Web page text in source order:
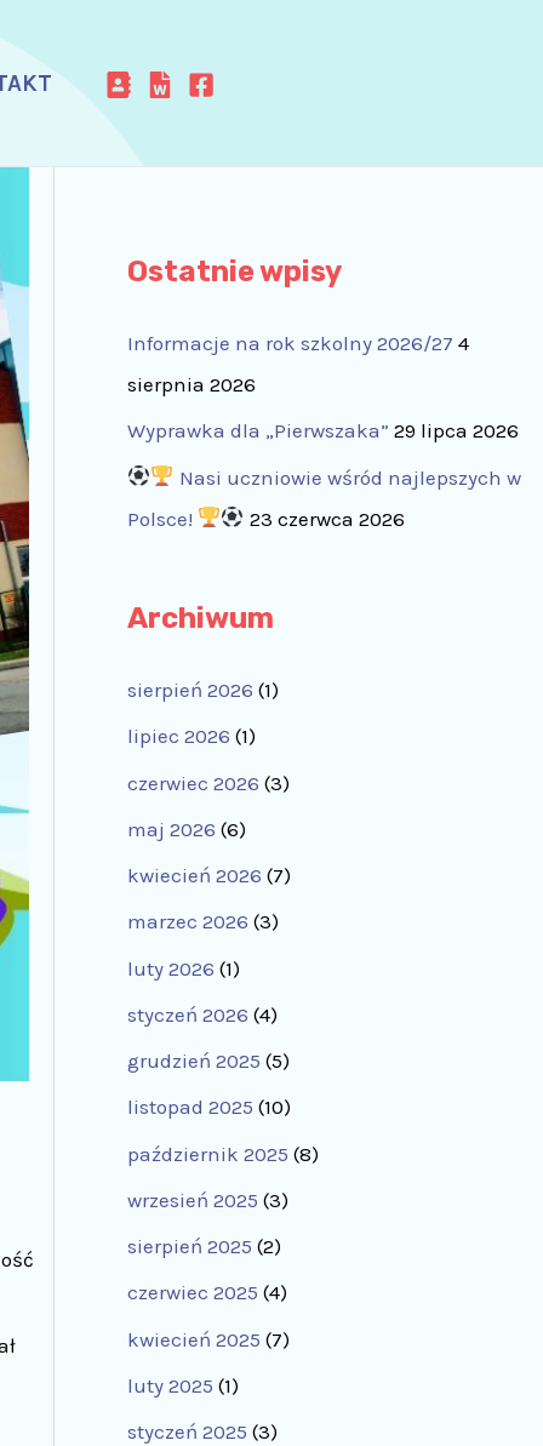
Ostatnie wpisy
Informacje na rok szkolny 2026/27 4
sierpnia 2026
Wyprawka dla „Pierwszaka” 29 lipca 2026
Nasi uczniowie wśród najlepszych w
Polsce!
23 czerwca 2026
Archiwum
sierpień 2026 (1)
lipiec 2026 (1)
czerwiec 2026 (3)
maj 2026 (6)
kwiecień 2026 (7)
marzec 2026 (3)
luty 2026 (1)
styczeń 2026 (4)
grudzień 2025 (5)
listopad 2025 (10)
październik 2025 (8)
wrzesień 2025 (3)
sierpień 2025 (2)
czerwiec 2025 (4)
kwiecień 2025 (7)
luty 2025 (1)
styczeń 2025 (3)